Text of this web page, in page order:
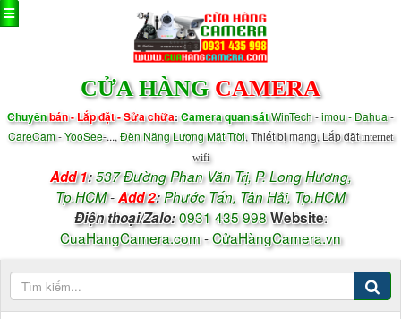
CỬA HÀNG CAMERA
Chuyênbán - Lắp đặt - Sửa chữa:Camera quan sátWinTech-imou - Dahua-
CareCam-YooSee-..., Đèn Năng Lượng Mặt Trời, Thiết bị mạng, Lắp đặtinternet
wifi
Add 1: 537 Đường Phan Văn Trị, P. Long Hương,
Tp.HCM-Add 2:Phước Tấn, Tân Hải, Tp.HCM
Điện thoại/Zalo: 0931 435 998 Website:
CuaHangCamera.com-CửaHàngCamera.vn